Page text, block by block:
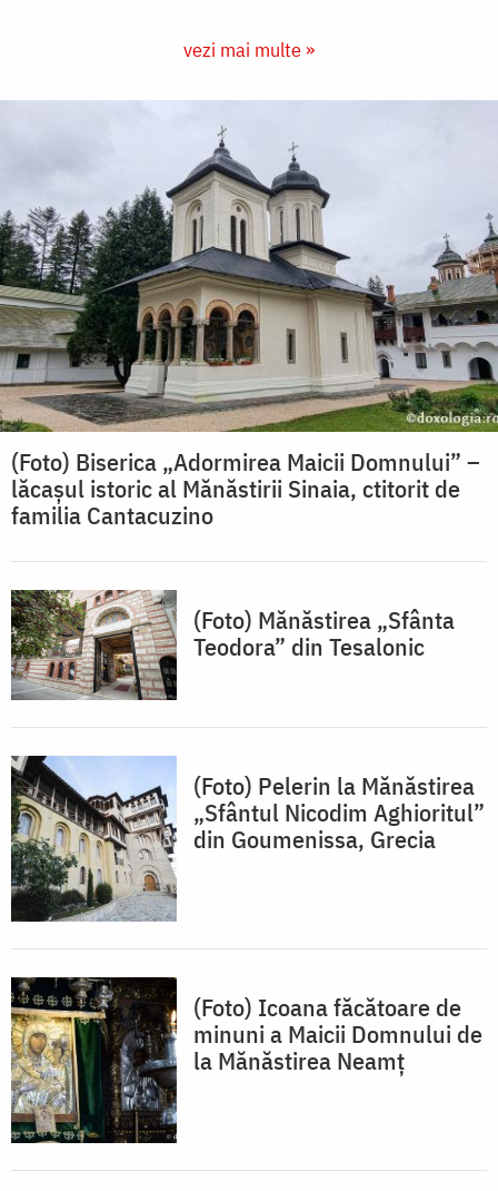
vezi mai multe »
(Foto) Biserica „Adormirea Maicii Domnului” –
lăcașul istoric al Mănăstirii Sinaia, ctitorit de
familia Cantacuzino
(Foto) Mănăstirea „Sfânta
Teodora” din Tesalonic
(Foto) Pelerin la Mănăstirea
„Sfântul Nicodim Aghioritul”
din Goumenissa, Grecia
(Foto) Icoana făcătoare de
minuni a Maicii Domnului de
la Mănăstirea Neamț